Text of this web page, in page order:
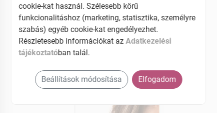
használható
EAN: 8016744500050
cookie-kat használ. Szélesebb körű
funkcionalitáshoz (marketing, statisztika, személyre
szabás) egyéb cookie-kat engedélyezhet.
Részletesebb információkat azAdatkezelési
tájékoztatóban talál.
Beállítások módosítása Elfogadom